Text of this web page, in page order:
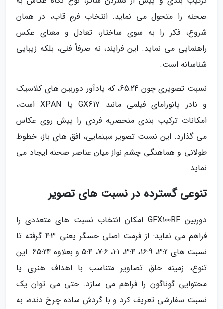
صحنه را متحول می نماید. انتخاب فرمِ قاب، در همان
شروع، فکر را به سوی ساختار، تعادل و معنای عکس
راهنمایی می نماید. این فرایند، نه صرفاً فنی، بلکه زیبایی
شناسانه است.
نسبت تصویری چون 65:24، که یادآور دوربین های کلاسیک
و نادر پانورامای فیلمی مانند GX617 یا XPAN است،
امکانات ترکیب بندی منحصربه فردی را پیش روی عکاس
می گذارد. این نسبت تصویر سینمایی، افق های باز، خطوط
طولانی و هماهنگی چشم نواز میان عناصر صحنه ایجاد می
نماید.
تنوعی گسترده در نسبت های تصویر
دوربین GFX100RF امکان انتخاب نسبت های متعددی را
فراهم می نماید: از فرمت اصلی حسگر یعنی 4:3 گرفته تا
نسبت های 3:2، 16:9، 3:4، 1:1، 7:6، 5:4 و بعلاوه 65:24. این
تنوع، زمینه خلق تصاویر متناسب با اهداف هنری یا
محتوایی گوناگون را فراهم می سازد. حتی می توان یک
نسبت سفارشی تعریف کرد و با گردش ساده چرخ دنده، به